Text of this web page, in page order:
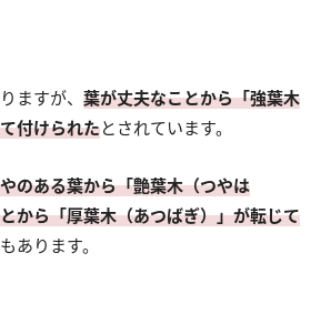
ますが、 葉が丈夫なことから「強葉木
付けられたとされています。
のある葉から「艶葉木（つやは
から「厚葉木（あつばぎ）」が転じて
もあります。